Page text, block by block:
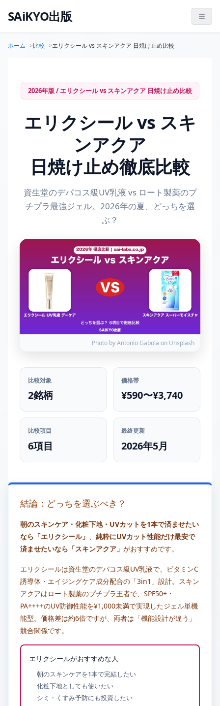
SAiKYO出版
ホーム 比較 エリクシール vs スキンアクア 日焼け止め比較
2026年版 / エリクシール vs スキンアクア 日焼け止め比較
エリクシール vs スキ
ンアクア
日焼け止め徹底比較
資生堂のデパコス級UV乳液 vs ロート製薬のプ
チプラ最強ジェル。2026年の夏、どっちを選
ぶ？
Photo by Antonio Gabola on Unsplash
比較対象
2銘柄
価格帯
¥590〜¥3,740
比較項目
6項目
最終更新
2026年5月
結論：どっちを選ぶべき？
朝のスキンケア・化粧下地・UVカットを1本で済ませたい
なら「エリクシール」
純粋にUVカット性能だけ最安で
済ませたいなら「スキンアクア」 がおすすめです。
エリクシールは資生堂のデパコス級UV乳液で、ビタミンC
誘導体・エイジングケア成分配合の「3in1」設計。スキン
アクアはロート製薬のプチプラ王者で、SPF50+・
PA++++のUV防御性能を¥1,000未満で実現したジェル単機
能型。価格差は約6倍ですが、両者は「機能設計が違う」
競合関係です。
エリクシールがおすすめな人
朝のスキンケアを1本で完結したい
化粧下地としても使いたい
シミ・くすみ予防にも投資したい